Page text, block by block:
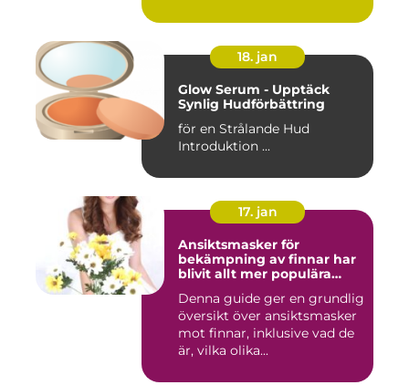
18. jan
Glow Serum - Upptäck
Synlig Hudförbättring
för en Strålande Hud
Introduktion ...
17. jan
Ansiktsmasker för
bekämpning av finnar har
blivit allt mer populära
Denna guide ger en grundlig
översikt över ansiktsmasker
mot finnar, inklusive vad de
är, vilka olika...